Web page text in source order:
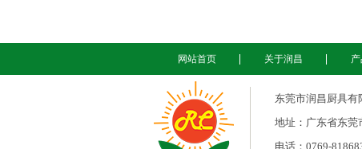
网站首页 关于润昌
东莞市润昌厨具有
地址：广东省东莞
电话：0769-